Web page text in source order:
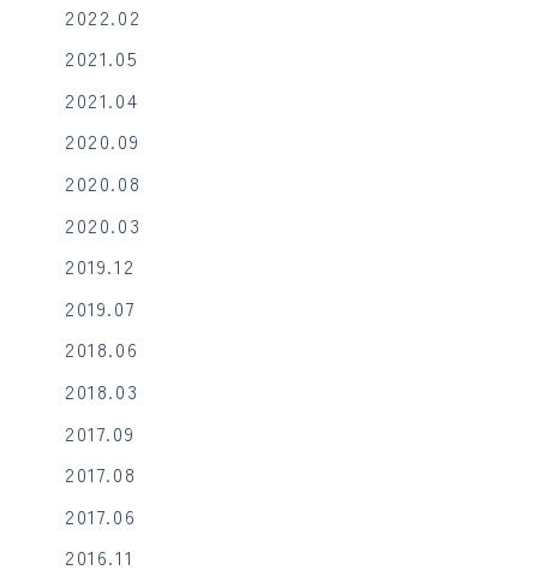
2022.02
2021.05
2021.04
2020.09
2020.08
2020.03
2019.12
2019.07
2018.06
2018.03
2017.09
2017.08
2017.06
2016.11